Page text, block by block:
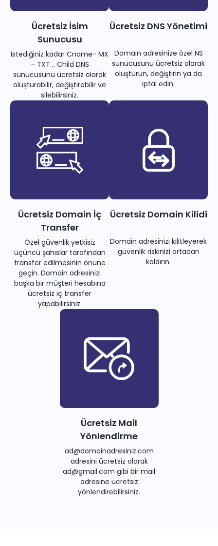
Ücretsiz İsim
Sunucusu
İstediğiniz kadar Cname- MX
– TXT .. Child DNS
sunucusunu ücretsiz olarak
oluşturabilir, değiştirebilir ve
silebilirsiniz.
Ücretsiz DNS Yönetimi
Domain adresinize özel NS
sunucusunu ücretsiz olarak
oluşturun, değiştirin ya da
iptal edin.
Ücretsiz Domain İç
Transfer
Özel güvenlik yetkisiz
üçüncü şahıslar tarafından
transfer edilmesinin önüne
geçin. Domain adresinizi
başka bir müşteri hesabına
ücretsiz iç transfer
yapabilirsiniz.
Ücretsiz Domain Kilidi
Domain adresinizi kilitleyerek
güvenlik riskinizi ortadan
kaldırın.
Ücretsiz Mail
Yönlendirme
ad@domainadresiniz.com
adresini ücretsiz olarak
ad@gmail.com gibi bir mail
adresine ücretsiz
yönlendirebilirsiniz.